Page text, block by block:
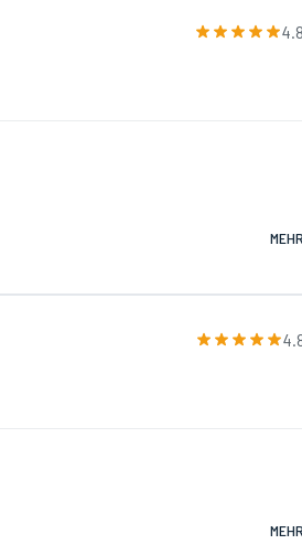
MEHR
MEHR